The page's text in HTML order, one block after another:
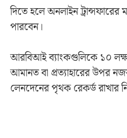
দিতে হলে অনলাইন ট্রান্সফারের
পারবেন।
আরবিআই ব্যাংকগুলিকে ১০ লক্ষ
আমানত বা প্রত্যাহারের উপর
লেনদেনের পৃথক রেকর্ড রাখার